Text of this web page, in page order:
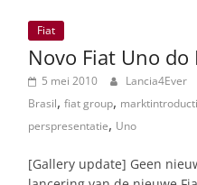
Fiat
Novo Fiat Uno do
5 mei 2010 Lancia4Ever
Brasil, fiat group,
perspresentatie, Uno
[Gallery update] Geen